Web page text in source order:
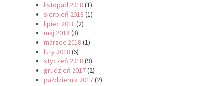
listopad 2018 (1)
sierpień 2018 (1)
lipiec 2018 (2)
maj 2018 (3)
marzec 2018 (1)
luty 2018 (6)
styczeń 2018 (9)
grudzień 2017(2)
październik 2017(2)